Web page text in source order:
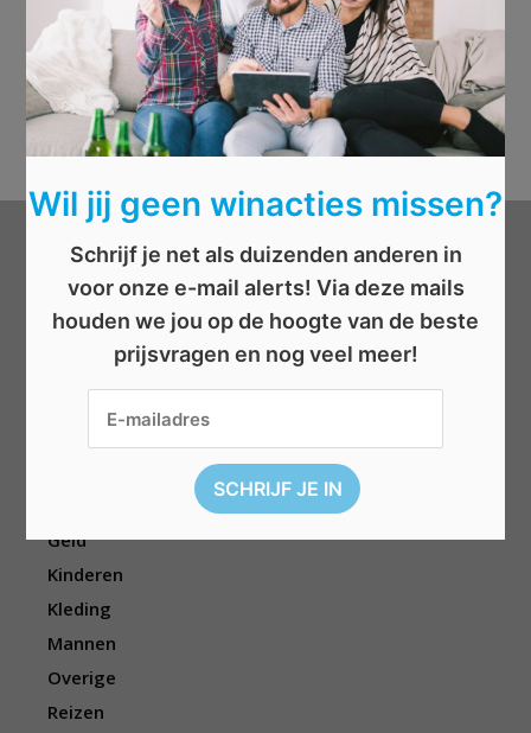
Categorieën
Beauty
Geld
Kinderen
Kleding
Mannen
Overige
Reizen
Wil jij geen winacties missen?
Schrijf je net als duizenden anderen in
voor onze e-mail alerts! Via deze mails
houden we jou op de hoogte van de beste
prijsvragen en nog veel meer!